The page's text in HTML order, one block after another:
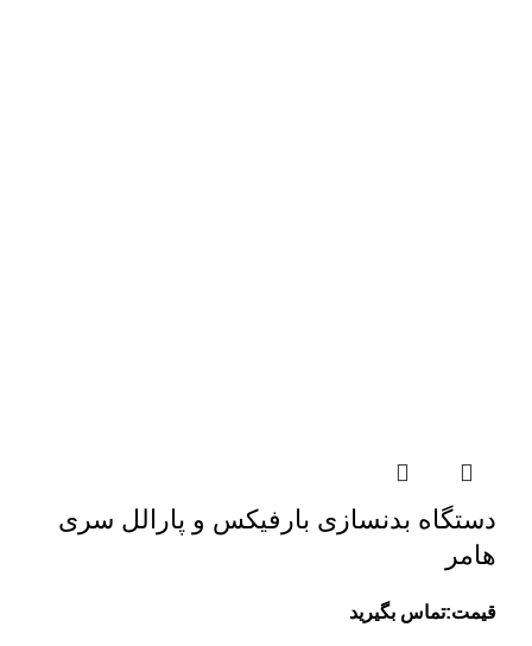
دستگاه بدنسازی بارفیکس و پارالل سری
هامر
قیمت:تماس بگیرید